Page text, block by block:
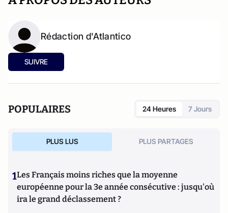
Rédaction d'Atlantico
SUIVRE
POPULAIRES 24 Heures 7 Jours
PLUS LUS PLUS PARTAGES
1Les Français moins riches que la moyenne
européenne pour la 3e année consécutive : jusqu'où
ira le grand déclassement ?